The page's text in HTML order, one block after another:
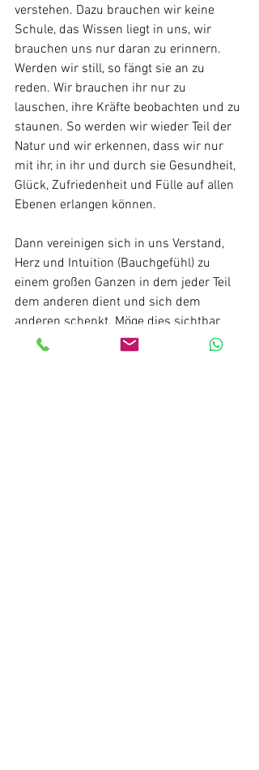
verstehen. Dazu brauchen wir keine
Schule, das Wissen liegt in uns, wir
brauchen uns nur daran zu erinnern.
Werden wir still, so fängt sie an zu
reden. Wir brauchen ihr nur zu
lauschen, ihre Kräfte beobachten und zu
staunen. So werden wir wieder Teil der
Natur und wir erkennen, dass wir nur
mit ihr, in ihr und durch sie Gesundheit,
Glück, Zufriedenheit und Fülle auf allen
Ebenen erlangen können.
Dann vereinigen sich in uns Verstand,
Herz und Intuition (Bauchgefühl) zu
einem großen Ganzen in dem jeder Teil
dem anderen dient und sich dem
anderen schenkt. Möge dies sichtbar
werden auf unserer Erde.